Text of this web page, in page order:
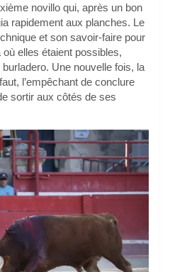
novillo qui, après un bon
rapidement aux planches. Le
et son savoir-faire pour
elles étaient possibles,
Une nouvelle fois, la
l’empêchant de conclure
sortir aux côtés de ses